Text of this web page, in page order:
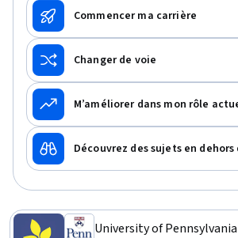
Commencer ma carrière
Changer de voie
M’améliorer dans mon rôle
Découvrez des sujets en
University of Pennsylvania